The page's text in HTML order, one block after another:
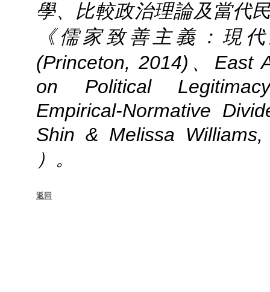
學、比較政治理論及當代
《儒家致善主義：現
(Princeton, 2014)、East
on Political
Empirical-Normative
Shin & Melissa
）。
返回